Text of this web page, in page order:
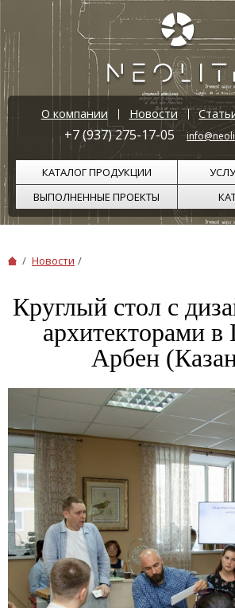
О компании Новости
+7 (937) 275-17-05
КАТАЛОГ ПРОДУКЦИИ
ВЫПОЛНЕННЫЕ ПРОЕКТЫ
/ Новости /
Круглый стол с
архитекторами в
Арбен